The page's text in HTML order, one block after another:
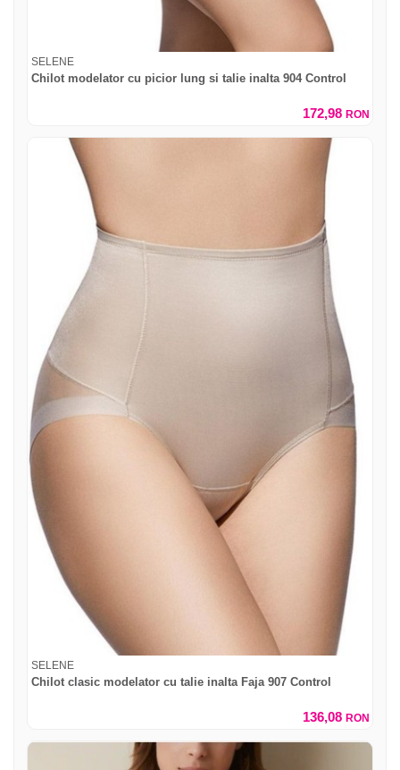
SELENE
Chilot modelator cu picior lung si talie inalta 904 Control
172,98 RON
SELENE
Chilot clasic modelator cu talie inalta Faja 907 Control
136,08 RON